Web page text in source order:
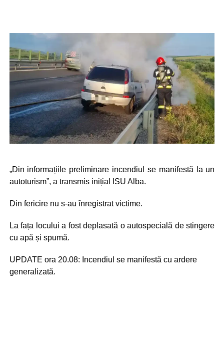
„Din informațiile preliminare incendiul se manifestă la un
autoturism”, a transmis inițial ISU Alba.
Din fericire nu s-au înregistrat victime.
La fața locului a fost deplasată o autospecială de stingere
cu apă și spumă.
UPDATE ora 20.08: Incendiul se manifestă cu ardere
generalizată.